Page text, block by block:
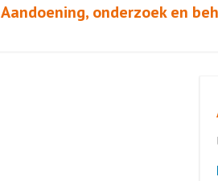
Aandoening, onderzoek en